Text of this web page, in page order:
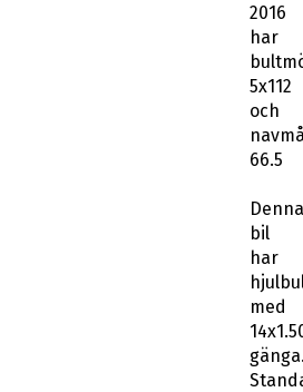
2016
har
5x112
och
66.5
Denna
bil
har
med
gänga.